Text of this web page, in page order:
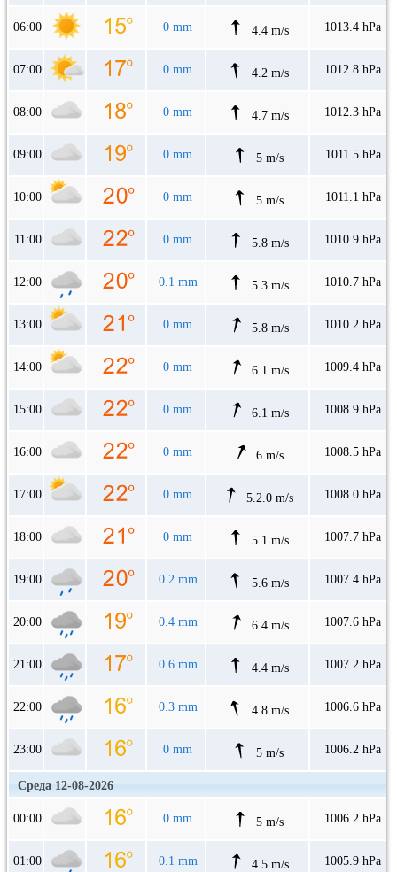
06:00 0 mm 4.4 m/s 1013.4 hPa
07:00 0 mm 4.2 m/s 1012.8 hPa
08:00 0 mm 4.7 m/s 1012.3 hPa
09:00 0 mm 5 m/s 1011.5 hPa
10:00 0 mm 5 m/s 1011.1 hPa
11:00 0 mm 5.8 m/s 1010.9 hPa
12:00 0.1 mm 5.3 m/s 1010.7 hPa
13:00 0 mm 5.8 m/s 1010.2 hPa
14:00 0 mm 6.1 m/s 1009.4 hPa
15:00 0 mm 6.1 m/s 1008.9 hPa
16:00 0 mm 6 m/s 1008.5 hPa
17:00 0 mm 5.2.0 m/s 1008.0 hPa
18:00 0 mm 5.1 m/s 1007.7 hPa
19:00 0.2 mm 5.6 m/s 1007.4 hPa
20:00 0.4 mm 6.4 m/s 1007.6 hPa
21:00 0.6 mm 4.4 m/s 1007.2 hPa
22:00 0.3 mm 4.8 m/s 1006.6 hPa
23:00 0 mm 5 m/s 1006.2 hPa
Среда 12-08-2026
00:00 0 mm 5 m/s 1006.2 hPa
01:00 0.1 mm 4.5 m/s 1005.9 hPa